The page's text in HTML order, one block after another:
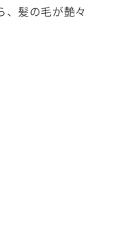
、髪の毛が艶々